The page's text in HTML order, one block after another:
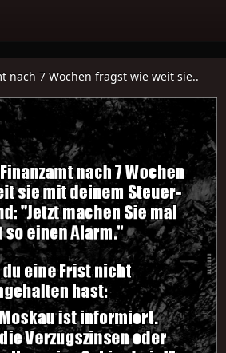
nach 7 Wochen fragst wie weit sie..